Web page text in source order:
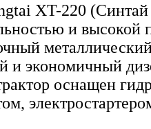
XT-220 (Синтай
и высокой
и экономичный
оснащен